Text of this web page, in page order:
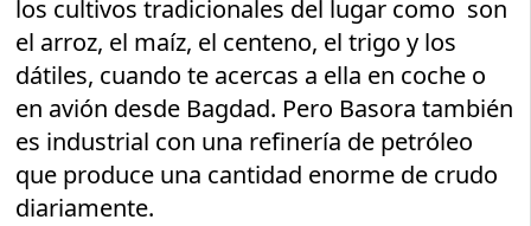
los cultivos tradicionales del lugar como son
el arroz, el maíz, el centeno, el trigo y los
dátiles, cuando te acercas a ella en coche o
en avión desde Bagdad. Pero Basora también
es industrial con una refinería de petróleo
que produce una cantidad enorme de crudo
diariamente.